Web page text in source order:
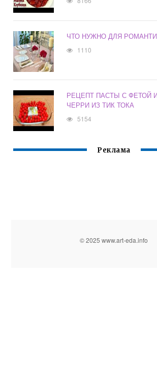
ЧТО НУЖНО ДЛЯ
1110
РЕЦЕПТ ПАСТЫ С ФЕТОЙ
ЧЕРРИ ИЗ ТИК ТОКА
5154
Реклама
© 2025 www.art-eda.info